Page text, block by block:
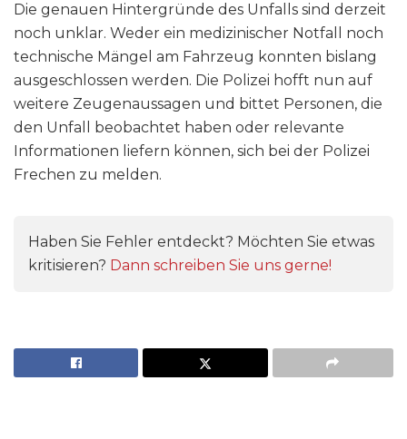
Die genauen Hintergründe des Unfalls sind derzeit
noch unklar. Weder ein medizinischer Notfall noch
technische Mängel am Fahrzeug konnten bislang
ausgeschlossen werden. Die Polizei hofft nun auf
weitere Zeugenaussagen und bittet Personen, die
den Unfall beobachtet haben oder relevante
Informationen liefern können, sich bei der Polizei
Frechen zu melden.
Haben Sie Fehler entdeckt? Möchten Sie etwas
kritisieren? Dann schreiben Sie uns gerne!